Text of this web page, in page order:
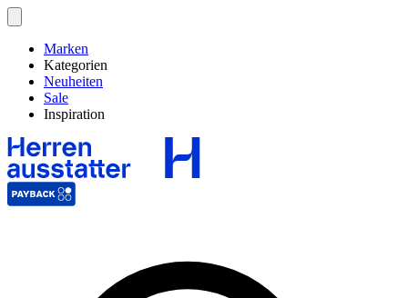
Marken
Kategorien
Neuheiten
Sale
Inspiration